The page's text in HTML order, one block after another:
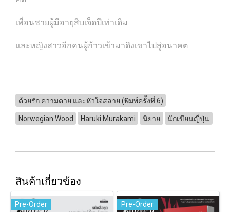
เพื่อนชายผู้มีอายุสิบเจ็ดปีเท่าเดิม
และหญิงสาวอีกคนผู้ก้าวเข้ามาดึงเขาไปสู่อนาคต
ด้วยรัก ความตาย และหัวใจสลาย (พิมพ์ครั้งที่ 6)
Norwegian Wood Haruki Murakami นิยาย นักเขียนญี่ปุ่น
สินค้าเกี่ยวข้อง
Pre-Order Pre-Order